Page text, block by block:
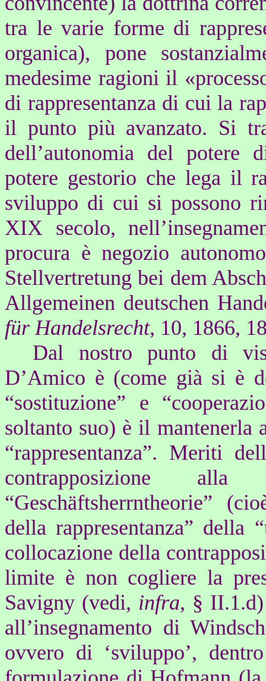
tra le varie forme di
organica), pone
medesime ragioni il
di rappresentanza di cui la
il punto più avanzato. Si
dell’autonomia del potere
potere gestorio che lega il
sviluppo di cui si possono
XIX secolo,
procura è negozio
Stellvertretung bei dem
Allgemeinen deutschen
für Handelsrecht, 10, 1866,
Dal nostro punto di
D’Amico è (come già si è
“sostituzione” e
soltanto suo) è il mantenerla
“rappresentanza”. Meriti
contrapposizione alla
“Geschäftsherrntheorie”
della rappresentanza” della
collocazione della
limite è non cogliere la
Savigny (vedi, infra, §
all’insegnamento di
ovvero di ‘sviluppo’,